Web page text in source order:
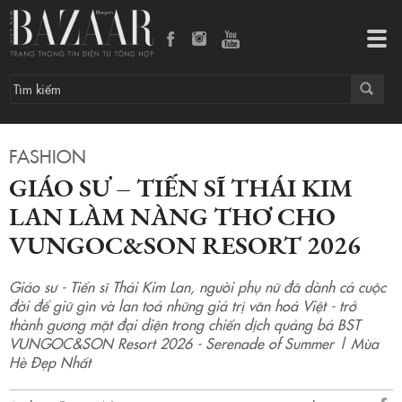
FASHION
GIÁO SƯ – TIẾN SĨ THÁI KIM
LAN LÀM NÀNG THƠ CHO
VUNGOC&SON RESORT 2026
Giáo sư - Tiến sĩ Thái Kim Lan, người phụ nữ đã dành cả cuộc
đời để giữ gìn và lan toả những giá trị văn hoá Việt - trở
thành gương mặt đại diện trong chiến dịch quảng bá BST
VUNGOC&SON Resort 2026 - Serenade of Summer | Mùa
Hè Đẹp Nhất